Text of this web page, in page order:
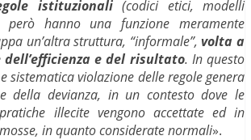
istituzionali(codici etici, modelli
però hanno una funzione meramente
un’altra struttura, “informale”,volta a
e del risultato. In questo
sistematica violazione delle regole genera
della devianza, in un contesto dove le
illecite vengono accettate ed in
in quanto considerate normali».